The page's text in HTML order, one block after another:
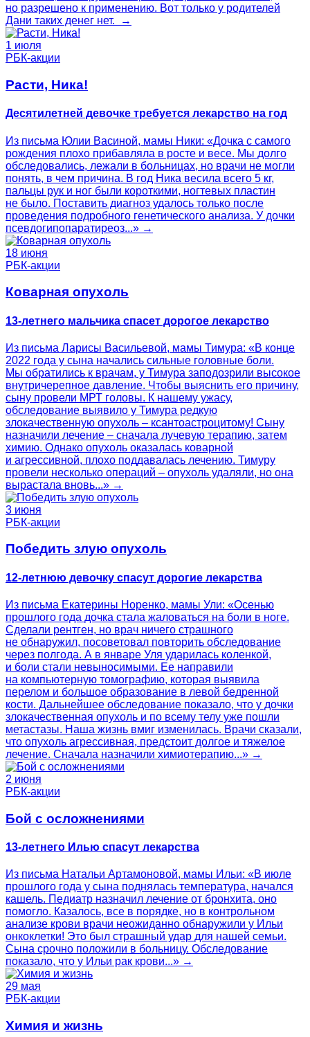
но разрешено к применению. Вот только у родителей
Дани таких денег нет. →
1 июля
РБК-акции
Расти, Ника!
Десятилетней девочке требуется лекарство на год
Из письма Юлии Васиной, мамы Ники: «Дочка с самого
рождения плохо прибавляла в росте и весе. Мы долго
обследовались, лежали в больницах, но врачи не могли
понять, в чем причина. В год Ника весила всего 5 кг,
пальцы рук и ног были короткими, ногтевых пластин
не было. Поставить диагноз удалось только после
проведения подробного генетического анализа. У дочки
псевдогипопаратиреоз...» →
18 июня
РБК-акции
Коварная опухоль
13-летнего мальчика спасет дорогое лекарство
Из письма Ларисы Васильевой, мамы Тимура: «В конце
2022 года у сына начались сильные головные боли.
Мы обратились к врачам, у Тимура заподозрили высокое
внутричерепное давление. Чтобы выяснить его причину,
сыну провели МРТ головы. К нашему ужасу,
обследование выявило у Тимура редкую
злокачественную опухоль – ксантоастроцитому! Сыну
назначили лечение – сначала лучевую терапию, затем
химию. Однако опухоль оказалась коварной
и агрессивной, плохо поддавалась лечению. Тимуру
провели несколько операций – опухоль удаляли, но она
вырастала вновь...» →
3 июня
РБК-акции
Победить злую опухоль
12-летнюю девочку спасут дорогие лекарства
Из письма Екатерины Норенко, мамы Ули: «Осенью
прошлого года дочка стала жаловаться на боли в ноге.
Сделали рентген, но врач ничего страшного
не обнаружил, посоветовал повторить обследование
через полгода. А в январе Уля ударилась коленкой,
и боли стали невыносимыми. Ее направили
на компьютерную томографию, которая выявила
перелом и большое образование в левой бедренной
кости. Дальнейшее обследование показало, что у дочки
злокачественная опухоль и по всему телу уже пошли
метастазы. Наша жизнь вмиг изменилась. Врачи сказали,
что опухоль агрессивная, предстоит долгое и тяжелое
лечение. Сначала назначили химиотерапию...» →
2 июня
РБК-акции
Бой с осложнениями
13-летнего Илью спасут лекарства
Из письма Натальи Артамоновой, мамы Ильи: «В июле
прошлого года у сына поднялась температура, начался
кашель. Педиатр назначил лечение от бронхита, оно
помогло. Казалось, все в порядке, но в контрольном
анализе крови врачи неожиданно обнаружили у Ильи
онкоклетки! Это был страшный удар для нашей семьи.
Сына срочно положили в больницу. Обследование
показало, что у Ильи рак крови...» →
29 мая
РБК-акции
Химия и жизнь